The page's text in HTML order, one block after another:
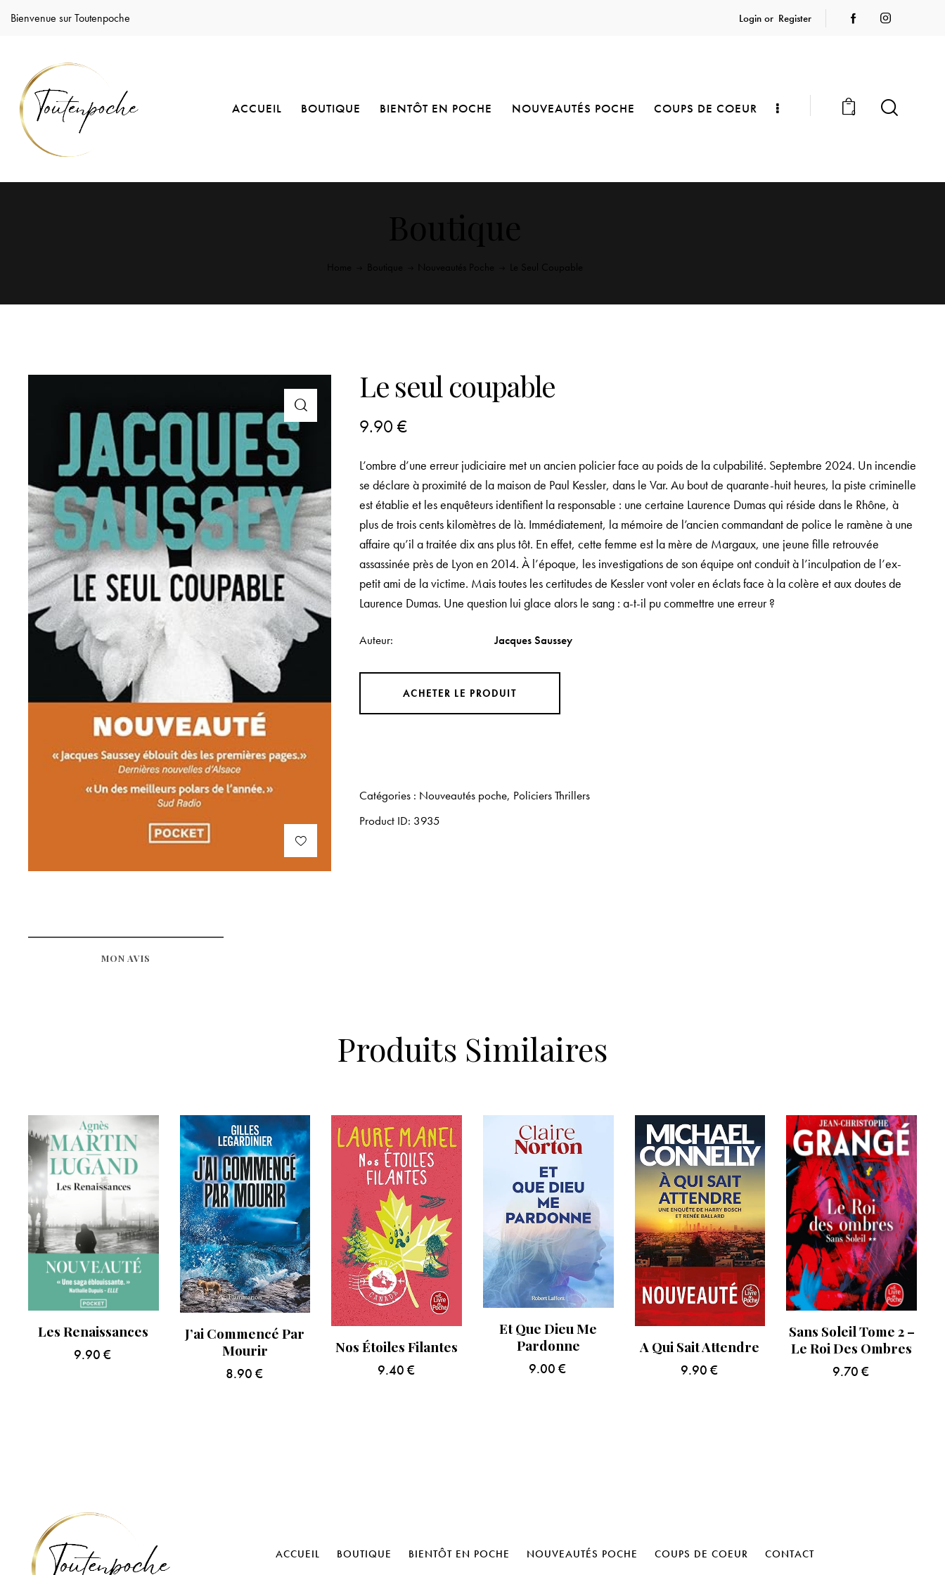
Bienvenue sur Toutenpoche Login or Register
ACCUEIL BOUTIQUE BIENTÔT EN POCHE NOUVEAUTÉS POCHE COUPS DE COEUR 0
Le seul coupable
9.90€
L’ombre d’une erreur judiciaire met un ancien policier face au poids de la culpabilité. Septembre 2024. Un incendie
se déclare à proximité de la maison de Paul Kessler, dans le Var. Au bout de quarante-huit heures, la piste criminelle
est établie et les enquêteurs identifient la responsable : une certaine Laurence Dumas qui réside dans le Rhône, à
plus de trois cents kilomètres de là. Immédiatement, la mémoire de l’ancien commandant de police le ramène à une
affaire qu’il a traitée dix ans plus tôt. En effet, cette femme est la mère de Margaux, une jeune fille retrouvée
assassinée près de Lyon en 2014. À l’époque, les investigations de son équipe ont conduit à l’inculpation de l’ex-
petit ami de la victime. Mais toutes les certitudes de Kessler vont voler en éclats face à la colère et aux doutes de
Laurence Dumas. Une question lui glace alors le sang : a-t-il pu commettre une erreur ?
Auteur Jacques Saussey
ACHETER LE PRODUIT
Catégories : Nouveautés poche, Policiers Thrillers
Product ID: 3935
MON AVIS
Produits Similaires
Les Renaissances
9.90€
J’ai Commencé Par
Mourir
8.90 €
Nos Étoiles Filantes
9.40 €
Et Que Dieu Me
Pardonne
9.00€
A Qui Sait Attendre
9.90 €
Sans Soleil Tome 2 –
Le Roi Des Ombres
9.70€
ACCUEIL BOUTIQUE BIENTÔT EN POCHE NOUVEAUTÉS POCHE COUPS DE COEUR CONTACT